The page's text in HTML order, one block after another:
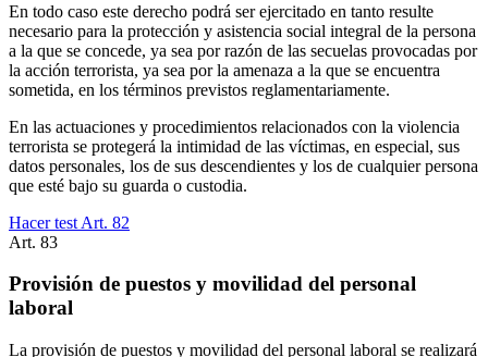
En todo caso este derecho podrá ser ejercitado en tanto resulte
necesario para la protección y asistencia social integral de la persona
a la que se concede, ya sea por razón de las secuelas provocadas por
la acción terrorista, ya sea por la amenaza a la que se encuentra
sometida, en los términos previstos reglamentariamente.
En las actuaciones y procedimientos relacionados con la violencia
terrorista se protegerá la intimidad de las víctimas, en especial, sus
datos personales, los de sus descendientes y los de cualquier persona
que esté bajo su guarda o custodia.
Hacer test Art. 82
Art. 83
Provisión de puestos y movilidad del personal
laboral
La provisión de puestos y movilidad del personal laboral se realizará